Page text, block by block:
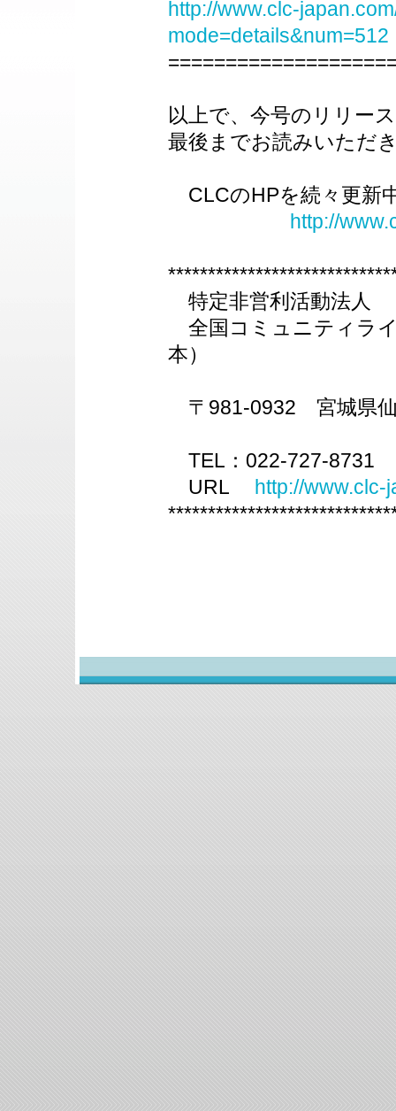
http://www.clc-
mode=details&num=512
以上で、今号のリリー
最後までお読みいただ
CLCのHPを続々更新
http://
特定非営利活動法人
全国コミュニティラ
本）
〒981-0932 宮城県仙
TEL：022-727-8731
URL http://www.clc-